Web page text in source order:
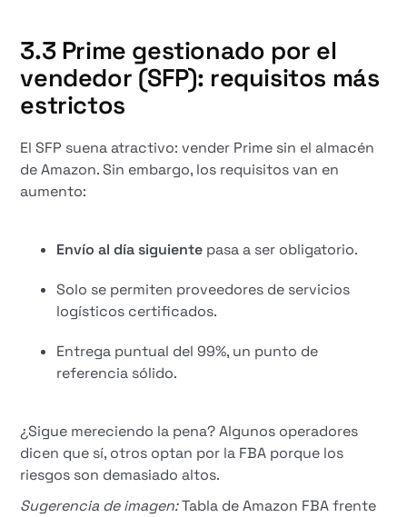
3.3 Prime gestionado por el
vendedor (SFP): requisitos más
estrictos
El SFP suena atractivo: vender Prime sin el almacén
de Amazon. Sin embargo, los requisitos van en
aumento:
Envío al día siguiente pasa a ser obligatorio.
Solo se permiten proveedores de servicios
logísticos certificados.
Entrega puntual del 99%, un punto de
referencia sólido.
¿Sigue mereciendo la pena? Algunos operadores
dicen que sí, otros optan por la FBA porque los
riesgos son demasiado altos.
Sugerencia de imagen:Tabla de Amazon FBA frente